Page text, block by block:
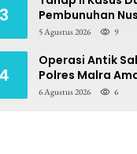
3
Pembunuhan
Dilimpahkan ke
5 Agustus 2026 9
4
Operasi Antik
Polres Malra
Liter Sopi
6 Agustus 2026 6